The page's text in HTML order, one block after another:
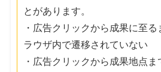
とがあります。
・広告クリックから成果に至
ラウザ内で遷移されていない
・広告クリックから成果地点